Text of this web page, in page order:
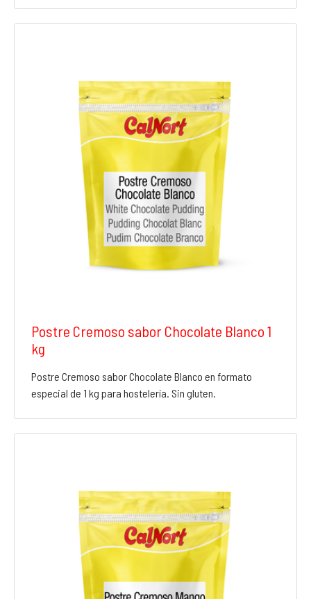
Postre Cremoso sabor Chocolate Blanco 1
kg
Postre Cremoso sabor Chocolate Blanco en formato
especial de 1 kg para hostelería. Sin gluten.